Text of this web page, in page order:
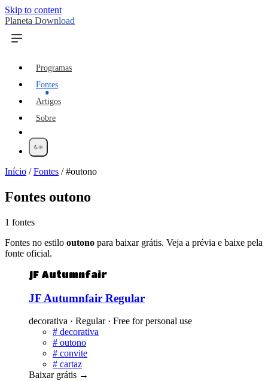
Skip to content
Planeta Download
Programas
Fontes
Artigos
Sobre
Início /Fontes /#outono
Fontes outono
1 fontes
Fontes no estilo outono para baixar grátis. Veja a prévia e baixe pela
fonte oficial.
JF Autumnfair
JF Autumnfair Regular
decorativa · Regular · Free for personal use
# decorativa
# outono
# convite
# cartaz
Baixar grátis →